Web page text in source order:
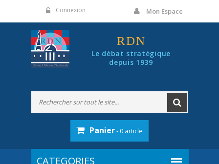
Connexion Mon Espace
RDN
Le débat stratégique
depuis 1939
Panier- 0 article